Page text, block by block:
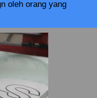
oleh orang yang